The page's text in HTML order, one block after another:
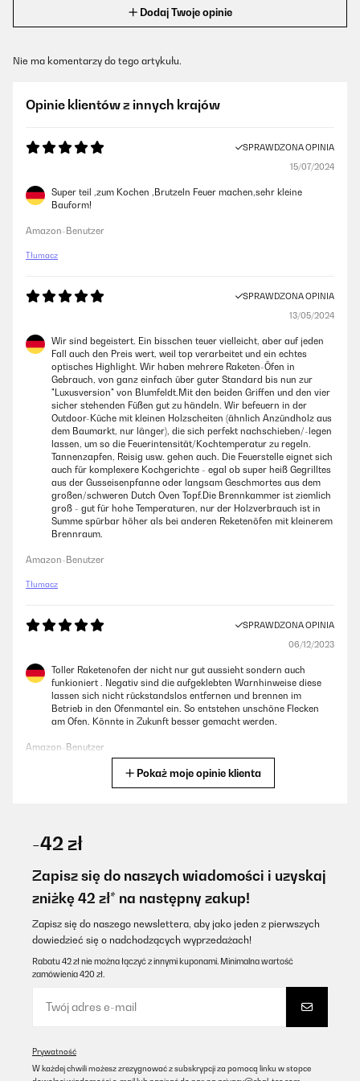
Dodaj Twoje opinie
Nie ma komentarzy do tego artykułu.
Opinie klientów z innych krajów
SPRAWDZONA OPINIA
15/07/2024
Super teil ,zum Kochen ,Brutzeln Feuer machen,sehr kleine
Bauform!
Amazon-Benutzer
Tłumacz
SPRAWDZONA OPINIA
13/05/2024
Wir sind begeistert. Ein bisschen teuer vielleicht, aber auf jeden
Fall auch den Preis wert, weil top verarbeitet und ein echtes
optisches Highlight. Wir haben mehrere Raketen-Öfen in
Gebrauch, von ganz einfach über guter Standard bis nun zur
"Luxusversion" von Blumfeldt.Mit den beiden Griffen und den vier
sicher stehenden Füßen gut zu händeln. Wir befeuern in der
Outdoor-Küche mit kleinen Holzscheiten (ähnlich Anzündholz aus
dem Baumarkt, nur länger), die sich perfekt nachschieben/-legen
lassen, um so die Feuerintensität/Kochtemperatur zu regeln.
Tannenzapfen, Reisig usw. gehen auch. Die Feuerstelle eignet sich
auch für komplexere Kochgerichte - egal ob super heiß Gegrilltes
aus der Gusseisenpfanne oder langsam Geschmortes aus dem
großen/schweren Dutch Oven Topf.Die Brennkammer ist ziemlich
groß - gut für hohe Temperaturen, nur der Holzverbrauch ist in
Summe spürbar höher als bei anderen Reketenöfen mit kleinerem
Brennraum.
Amazon-Benutzer
Tłumacz
SPRAWDZONA OPINIA
06/12/2023
Toller Raketenofen der nicht nur gut aussieht sondern auch
funkioniert . Negativ sind die aufgeklebten Warnhinweise diese
lassen sich nicht rückstandslos entfernen und brennen im
Betrieb in den Ofenmantel ein. So entstehen unschöne Flecken
am Ofen. Könnte in Zukunft besser gemacht werden.
Amazon-Benutzer
verarbeitet. Habe jetzt schon 2x im Dutchofen darauf gekocht
und war sehr zufrieden. Von der Größe her, kann man den
bestimmt auch gut beim Zelten mitnehmen und verwenden.
Amazon-Benutzer
Tłumacz
SPRAWDZONA OPINIA
18/09/2023
diesem Review werde ich euch ales darüber berichten, warum ich
so begeistert von diesem Teil bin. Packungsinhalt :Als ich das
Pokaż moje opinie klienta
-42 zł
Zapisz się do naszych wiadomości i uzyskaj
zniżkę 42 zł* na następny zakup!
Zapisz się do naszego newslettera, aby jako jeden z pierwszych
dowiedzieć się o nadchodzących wyprzedażach!
Rabatu 42 zł nie można łączyć z innymi kuponami. Minimalna wartość
zamówienia 420 zł.
Prywatność
W każdej chwili możesz zrezygnować z subskrypcji za pomocą linku w stopce